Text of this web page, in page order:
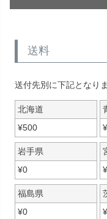
送料
送付先別に下記となり
北海道
¥500
岩手県
¥0
福島県
¥0